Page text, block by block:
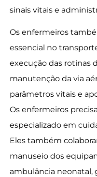
sinais vitais e
Os enfermeiros
essencial no
execução das rotinas
manutenção da via
parâmetros vitais e
Os enfermeiros
especializado em
Eles também
manuseio dos
ambulância neonatal,